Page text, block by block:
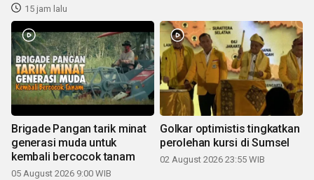
15 jam lalu
Brigade Pangan tarik minat
generasi muda untuk
kembali bercocok tanam
05 August 2026 9:00 WIB
Golkar optimistis tingkatkan
perolehan kursi di Sumsel
02 August 2026 23:55 WIB